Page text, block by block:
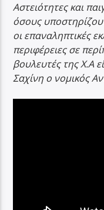
Αστειότητες και
όσους
οι επαναληπτικές
περιφέρειες σε
βουλευτές της Χ.Α
Σαχίνη ο νομικός